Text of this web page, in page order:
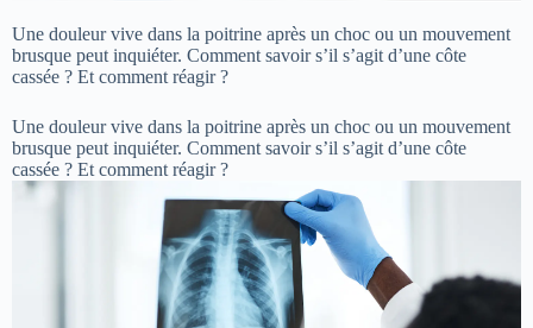
Une douleur vive dans la poitrine après un choc ou un mouvement
brusque peut inquiéter. Comment savoir s’il s’agit d’une côte
cassée ? Et comment réagir ?
Une douleur vive dans la poitrine après un choc ou un mouvement
brusque peut inquiéter. Comment savoir s’il s’agit d’une côte
cassée ? Et comment réagir ?